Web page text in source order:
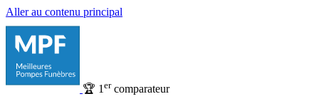
Aller au contenu principal
🏆 1 ercomparateur